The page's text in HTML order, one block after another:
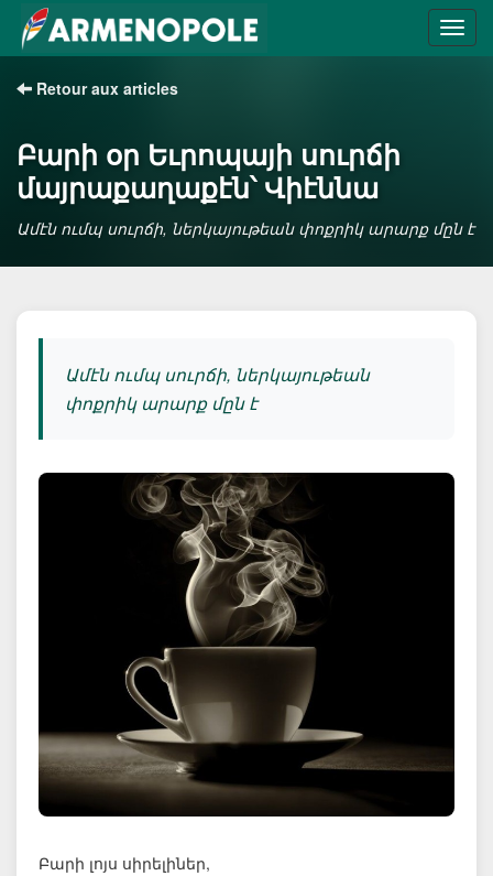
Retour aux articles
Բարի օր Եւրոպայի սուրճի
մայրաքաղաքէն՝ Վիէննա
Ամէն ումպ սուրճի, ներկայութեան փոքրիկ արարք մըն է
Ամէն ումպ սուրճի, ներկայութեան
փոքրիկ արարք մըն է
Բարի լոյս սիրելիներ,